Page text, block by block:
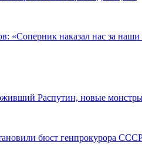
«Соперник наказал нас за
Распутин, новые монстры
бюст генпрокурора